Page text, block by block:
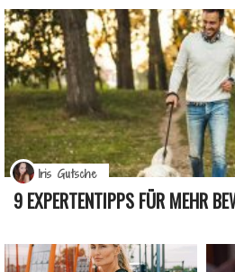
9 EXPERTENTIPPS FÜR MEHR
Iris Gutsche